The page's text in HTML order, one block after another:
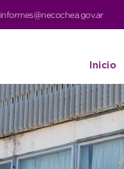
informes@necochea.gov.ar
Inicio